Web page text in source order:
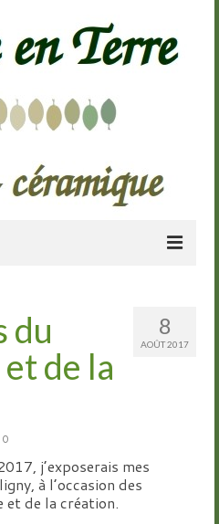
8
AOÛT 2017
du
de la
0
j’exposerais mes
à l’occasion des
de la création.